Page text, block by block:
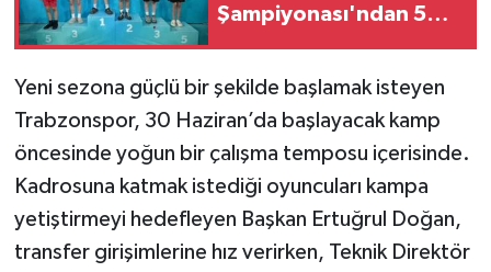
Şampiyonası'ndan 5
Yeni sezona güçlü bir şekilde başlamak isteyen
Trabzonspor, 30 Haziran’da başlayacak kamp
öncesinde yoğun bir çalışma temposu içerisinde.
Kadrosuna katmak istediği oyuncuları kampa
yetiştirmeyi hedefleyen Başkan Ertuğrul Doğan,
transfer girişimlerine hız verirken, Teknik Direktör